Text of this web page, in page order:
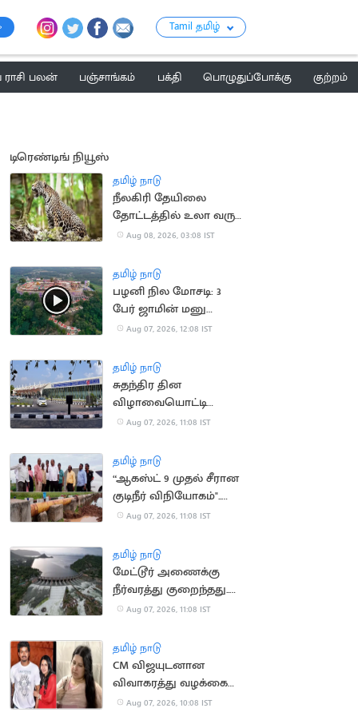
Tamil தமிழ்
பலன் பஞ்சாங்கம் பக்தி பொழுதுப்போக்கு
குற்றம்
டிரெண்டிங் நியூஸ்
தமிழ் நாடு
நீலகிரி தேயிலை
தோட்டத்தில் உலா வரும்
சிறுத்தை:
கோரிக்கை
Aug 08, 2026, 03:08 IST
தமிழ் நாடு
பழனி நில மோசடி: 3
பேர் ஜாமின் மனு
தள்ளுபடி
Aug 07, 2026, 12:08 IST
தமிழ் நாடு
சுதந்திர தின
விழாவையொட்டி
விமான நிலையத்துக்கு
செல்ல தடை
Aug 07, 2026, 11:08 IST
தமிழ் நாடு
“ஆகஸ்ட் 9 முதல் சீரான
குடிநீர் விநியோகம்"..
தூத்துக்குடி மேயர் உறுதி
Aug 07, 2026, 11:08 IST
தமிழ் நாடு
மேட்டூர் அணைக்கு
நீர்வரத்து குறைந்தது..
13,674 கன அடியாக சரிவு
Aug 07, 2026, 11:08 IST
தமிழ் நாடு
CM விஜயுடனான
விவாகரத்து வழக்கை
வாபஸ் வாங்கினார்
Aug 07, 2026, 10:08 IST